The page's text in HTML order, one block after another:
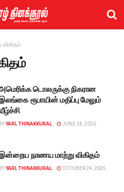
டொலருக்கு நிகரான
ரூபாயின் மதிப்பு மேலும்
BYYARL THINAKKURAL JUNE 24, 2026
நாணய மாற்று விகிதம்
BYYARL THINAKKURAL OCTOBER 24, 2025